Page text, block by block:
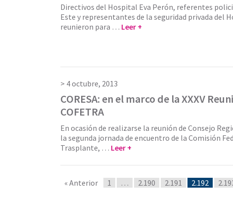
Directivos del Hospital Eva Perón, referentes
Este y representantes de la seguridad privada del
reunieron para … Leer +
4 octubre, 2013
CORESA: en el marco de la XXXV
COFETRA
En ocasión de realizarse la reunión de Consejo
la segunda jornada de encuentro de la Comisión
Trasplante, … Leer +
« Anterior 1 … 2.190 2.191 2.192